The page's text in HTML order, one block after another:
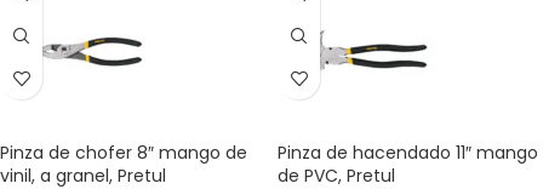
Pinza de chofer 8″ mango de
vinil, a granel, Pretul
Pinza de hacendado 11″ mango
de PVC, Pretul